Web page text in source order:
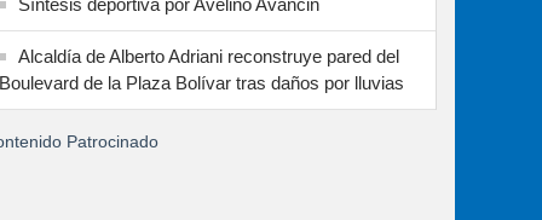
Síntesis deportiva por Avelino Avancin
Alcaldía de Alberto Adriani reconstruye pared del
Boulevard de la Plaza Bolívar tras daños por lluvias
Patrocinado